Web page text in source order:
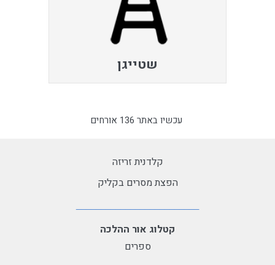
שטייגן
עכשיו באתר 136 אורחים
קלדנית זריזה
הפצת מסרים בקליק
קטלוג אור ההלכה
ספרים